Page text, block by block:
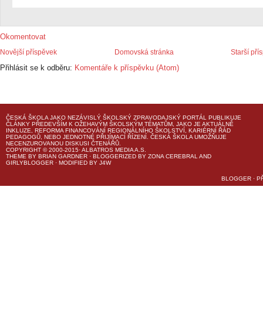
Okomentovat
Novější příspěvek Starší
Domovská stránka
Přihlásit se k odběru: Komentáře k příspěvku (Atom)
ČESKÁ ŠKOLA JAKO NEZÁVISLÝ ŠKOLSKÝ ZPRAVODAJSKÝ PORTÁL PUBLIKUJE
ČLÁNKY PŘEDEVŠÍM K OŽEHAVÝM ŠKOLSKÝM TÉMATŮM, JAKO JE AKTUÁLNĚ
INKLUZE, REFORMA FINANCOVÁNÍ REGIONÁLNÍHO ŠKOLSTVÍ, KARIÉRNÍ ŘÁD
PEDAGOGŮ, NEBO JEDNOTNÉ PŘIJÍMACÍ ŘÍZENÍ. ČESKÁ ŠKOLA UMOŽŇUJE
NECENZUROVANOU DISKUSI ČTENÁŘŮ.
COPYRIGHT © 2000-2015· ALBATROS MEDIA A.S.
THEME BY BRIAN GARDNER · BLOGGERIZED BY ZONA CEREBRAL AND
GIRLYBLOGGER · MODIFIED BY J4W
BLOGGER ·